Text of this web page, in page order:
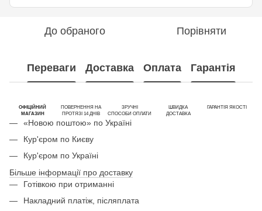
До обраного Порівняти
Переваги Доставка Оплата Гарантія
ОФІЦІЙНИЙ
МАГАЗИН
ПОВЕРНЕННЯ НА
ПРОТЯЗІ 14 ДНІВ
ЗРУЧНІ
СПОСОБИ ОПЛАТИ
ШВИДКА
ДОСТАВКА
ГАРАНТІЯ ЯКОСТІ
«Новою поштою» по Україні
Кур'єром по Києву
Кур'єром по Україні
Більше інформації про доставку
Готівкою при отриманні
Накладний платіж, післяплата